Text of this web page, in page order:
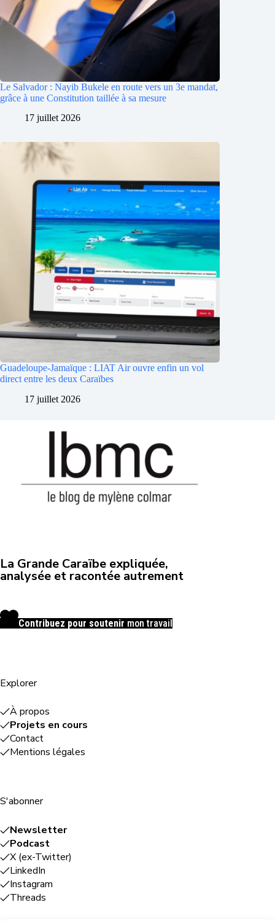
Le Salvador : Nayib Bukele en route vers un 3e mandat,
grâce à une Constitution taillée à sa mesure
17 juillet 2026
Guadeloupe-Jamaïque : LIAT Air ouvre enfin un vol
direct entre les deux Caraïbes
17 juillet 2026
La Grande Caraïbe expliquée,
analysée et racontée autrement
Contribuez pour soutenir mon travail
Explorer
À propos
Projets en cours
Contact
Mentions légales
S'abonner
Newsletter
Podcast
X (ex-Twitter)
LinkedIn
Instagram
Threads